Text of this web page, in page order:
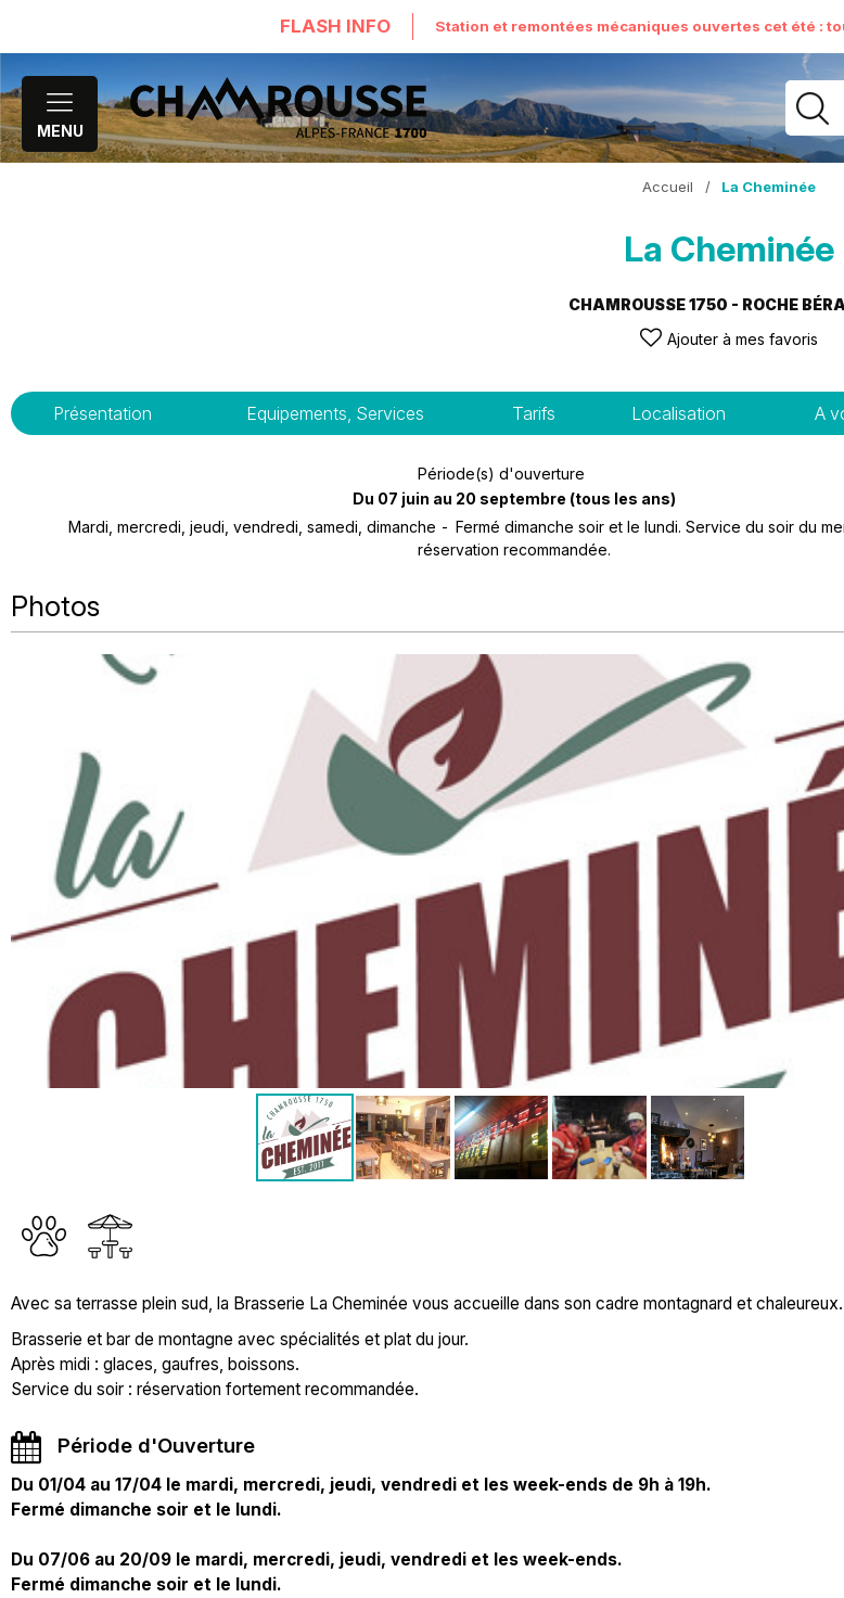
FLASH INFO Station et remontées mécaniques ouvertes cet été :
MENU
Accueil / La Cheminée
La Cheminée
CHAMROUSSE 1750 - ROCHE
Ajouter à mes favoris
Présentation Equipements, Services Tarifs Localisation A
Période(s) d'ouverture
Du 07 juin au 20 septembre (tous les ans)
Mardi, mercredi, jeudi, vendredi, samedi, dimanche
Fermé dimanche soir et le lundi. Service du soir du
réservation recommandée.
Photos
Avec sa terrasse plein sud, la Brasserie La Cheminée vous accueille dans son cadre montagnard et chaleureux.
Brasserie et bar de montagne avec spécialités et plat du jour.
Après midi : glaces, gaufres, boissons.
Service du soir : réservation fortement recommandée.
Période d'Ouverture
Du 01/04 au 17/04 le mardi, mercredi, jeudi, vendredi et les week-ends de 9h à 19h.
Fermé dimanche soir et le lundi.
Du 07/06 au 20/09 le mardi, mercredi, jeudi, vendredi et les week-ends.
Fermé dimanche soir et le lundi.